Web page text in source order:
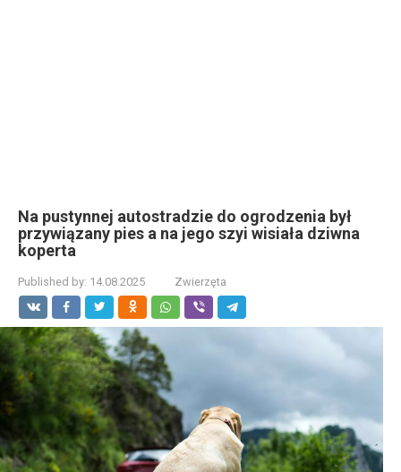
Na pustynnej autostradzie do ogrodzenia był
przywiązany pies a na jego szyi wisiała dziwna
koperta
Published by: 14.08.2025 Zwierzęta